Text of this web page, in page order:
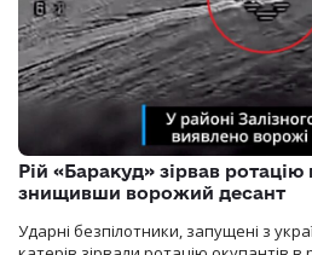
Рій «Баракуд» зірвав
знищивши ворожий десант
Ударні безпілотники, запущені з